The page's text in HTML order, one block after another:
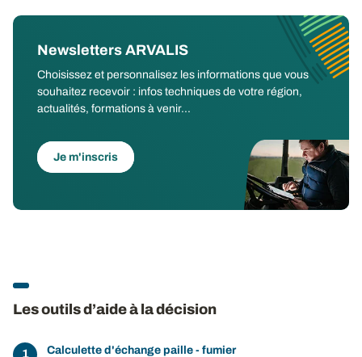
Newsletters ARVALIS
Choisissez et personnalisez les informations que vous
souhaitez recevoir : infos techniques de votre région,
actualités, formations à venir...
Je m'inscris
Les outils d’aide à la décision
Calculette d'échange paille - fumier